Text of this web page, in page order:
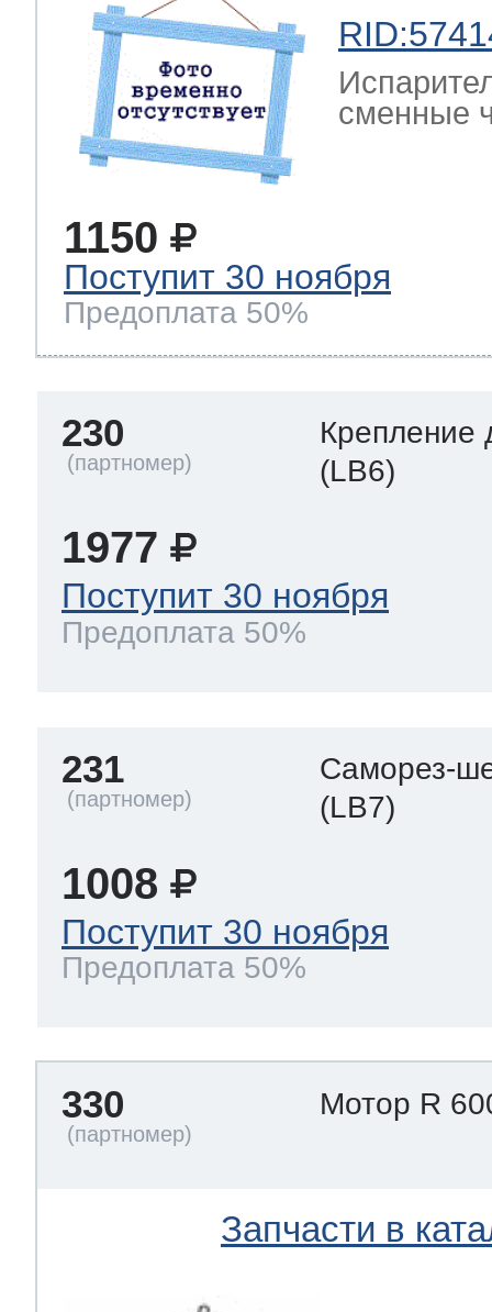
сменные
1150
Поступит 30 ноября
Предоплата 50%
230
Крепление
(LB6)
1977
Поступит 30 ноября
Предоплата 50%
231
Саморез-
(LB7)
1008
Поступит 30 ноября
Предоплата 50%
330 Мотор R
Запчасти в